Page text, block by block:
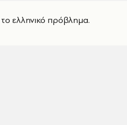
ελληνικό πρόβλημα.